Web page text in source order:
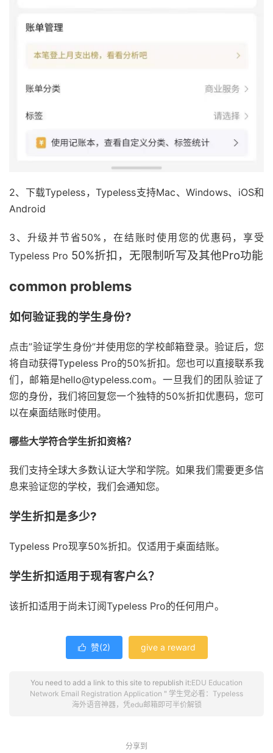
2、下载Typeless，Typeless支持Mac、Windows、iOS和
Android
3、升级并节省50%，在结账时使用您的优惠码，享受
Typeless Pro 50%折扣，无限制听写及其他Pro功能
common problems
如何验证我的学生身份?
点击”验证学生身份”并使用您的学校邮箱登录。验证后，您
将自动获得Typeless Pro的50%折扣。您也可以直接联系我
们，邮箱是hello@typeless.com。一旦我们的团队验证了
您的身份，我们将回复您一个独特的50%折扣优惠码，您可
以在桌面结账时使用。
哪些大学符合学生折扣资格？
我们支持全球大多数认证大学和学院。如果我们需要更多信
息来验证您的学校，我们会通知您。
学生折扣是多少?
Typeless Pro现享50%折扣。仅适用于桌面结账。
学生折扣适用于现有客户么？
该折扣适用于尚未订阅Typeless Pro的任何用户。
 赞(2) give a reward
You need to add a link to this site to republish it:EDU Education
Network Email Registration Application " 学生党必看：Typeless
海外语音神器，凭edu邮箱即可半价解锁
分享到